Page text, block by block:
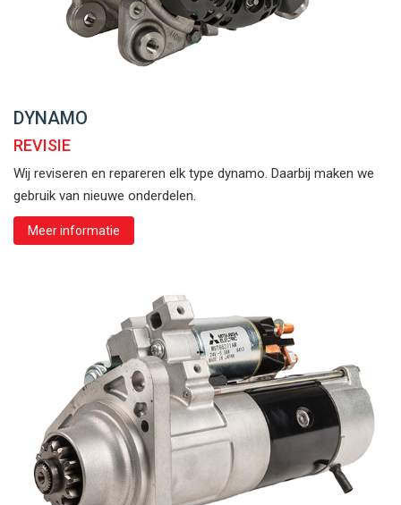
DYNAMO
REVISIE
Wij reviseren en repareren elk type dynamo. Daarbij maken we
gebruik van nieuwe onderdelen.
Meer informatie